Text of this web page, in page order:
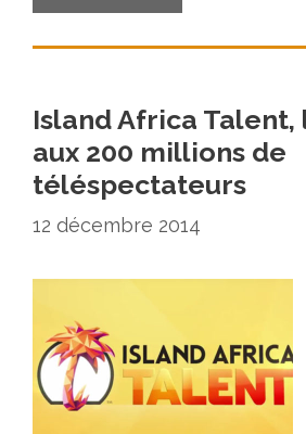
Island Africa Talent,
aux 200 millions de
téléspectateurs
12 décembre 2014